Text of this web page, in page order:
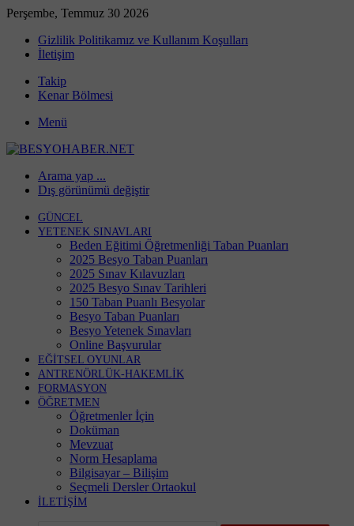
Perşembe, Temmuz 30 2026
Gizlilik Politikamız ve Kullanım Koşulları
İletişim
Takip
Kenar Bölmesi
Menü
Arama yap ...
Dış görünümü değiştir
GÜNCEL
YETENEK SINAVLARI
Beden Eğitimi Öğretmenliği Taban Puanları
2025 Besyo Taban Puanları
2025 Sınav Kılavuzları
2025 Besyo Sınav Tarihleri
150 Taban Puanlı Besyolar
Besyo Taban Puanları
Besyo Yetenek Sınavları
Online Başvurular
EĞITSEL OYUNLAR
ANTRENÖRLÜK-HAKEMLIK
FORMASYON
ÖĞRETMEN
Öğretmenler İçin
Doküman
Mevzuat
Norm Hesaplama
Bilgisayar – Bilişim
Seçmeli Dersler Ortaokul
İLETIŞIM